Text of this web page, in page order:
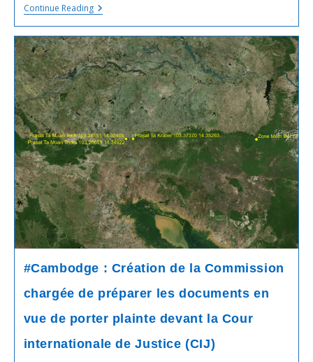
Continue ReadingUn
Jour
Avant
La
Réunion
De
La
JBC,
L’escalade
De
Tensions
Monte
D’un
Cran
Entre
Le
Cambodge
Et
La
Thaïlande
#Cambodge : Création de la Commission
chargée de préparer les documents en
vue de porter plainte devant la Cour
internationale de Justice (CIJ)